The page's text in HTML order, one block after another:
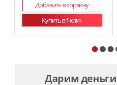
Добавить в корзину
Купить в 1 клик
Дарим деньги